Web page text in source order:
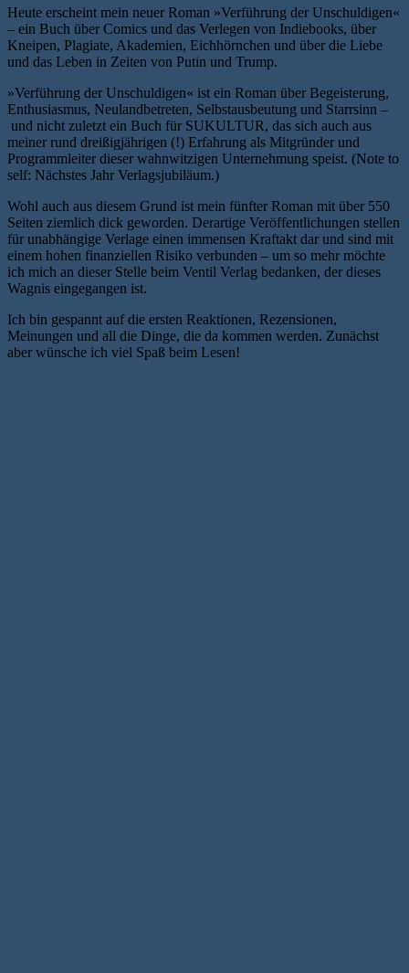
Heute erscheint mein neuer Roman »Verführung der Unschuldigen«
– ein Buch über Comics und das Verlegen von Indiebooks, über
Kneipen, Plagiate, Akademien, Eichhörnchen und über die Liebe
und das Leben in Zeiten von Putin und Trump.
»Verführung der Unschuldigen« ist ein Roman über Begeisterung,
Enthusiasmus, Neulandbetreten, Selbstausbeutung und Starrsinn –
und nicht zuletzt ein Buch für SUKULTUR, das sich auch aus
meiner rund dreißigjährigen (!) Erfahrung als Mitgründer und
Programmleiter dieser wahnwitzigen Unternehmung speist. (Note to
self: Nächstes Jahr Verlagsjubiläum.)
Wohl auch aus diesem Grund ist mein fünfter Roman mit über 550
Seiten ziemlich dick geworden. Derartige Veröffentlichungen stellen
für unabhängige Verlage einen immensen Kraftakt dar und sind mit
einem hohen finanziellen Risiko verbunden – um so mehr möchte
ich mich an dieser Stelle beim Ventil Verlag bedanken, der dieses
Wagnis eingegangen ist.
Ich bin gespannt auf die ersten Reaktionen, Rezensionen,
Meinungen und all die Dinge, die da kommen werden. Zunächst
aber wünsche ich viel Spaß beim Lesen!